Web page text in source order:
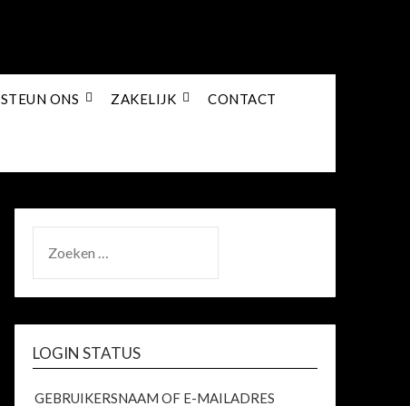
STEUN ONS ZAKELIJK CONTACT
NAAR:
LOGIN STATUS
GEBRUIKERSNAAM OF E-MAILADRES